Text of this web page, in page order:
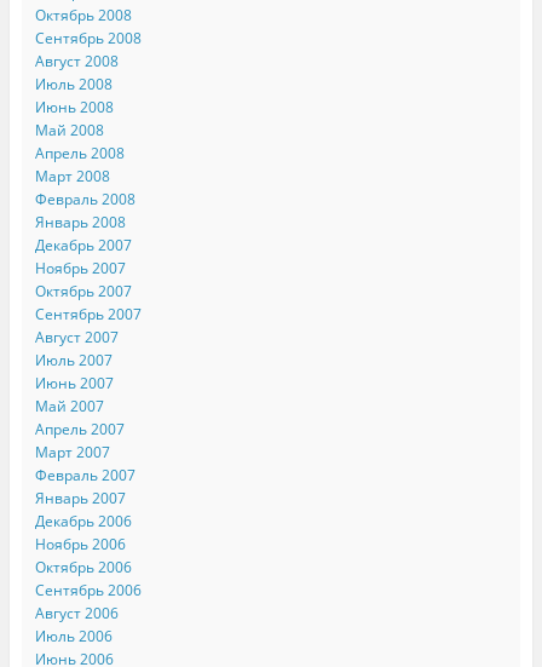
Октябрь 2008
Сентябрь 2008
Август 2008
Июль 2008
Июнь 2008
Май 2008
Апрель 2008
Март 2008
Февраль 2008
Январь 2008
Декабрь 2007
Ноябрь 2007
Октябрь 2007
Сентябрь 2007
Август 2007
Июль 2007
Июнь 2007
Май 2007
Апрель 2007
Март 2007
Февраль 2007
Январь 2007
Декабрь 2006
Ноябрь 2006
Октябрь 2006
Сентябрь 2006
Август 2006
Июль 2006
Июнь 2006